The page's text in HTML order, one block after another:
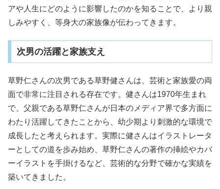
アや人生にどのように影響したのかを知ることで、より親
しみやすく、等身大の家族像が伝わってきます。
次男の活躍と家族支え
草野仁さんの次男である草野健さんは、芸術と家族愛の両
面で非常に注目される存在です。健さんは1970年生まれ
で、父親である草野仁さんが日本のメディア界で多方面に
わたり活躍してきたことから、幼少期より刺激的な環境で
成長したと考えられます。実際に健さんはイラストレータ
ーとしての道を歩み始め、草野仁さんの著作の挿絵やカバ
ーイラストを手掛けるなど、芸術的な分野で確かな実績を
築いてきました。